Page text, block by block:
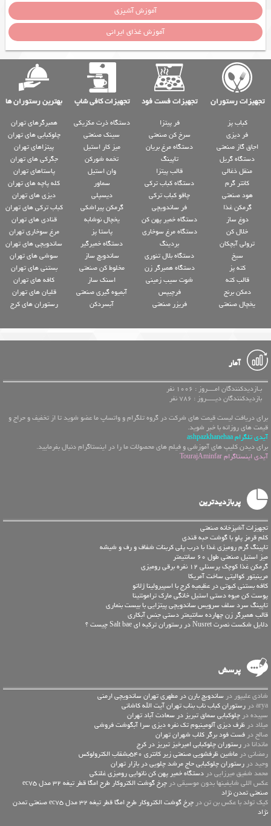
آموزش آشپزی
آموزش غذای ایرانی
تجهیزات رستوران تجهیزات فست فود تجهیزات کافی شاپ بهترین رستوران ها
کباب پز
فر دیزی
اجاق گاز صنعتی
دستگاه گریل
منقل ذغالی
کانتر گرم
هود صنعتی
گرمکن غذا
دوغ ساز
خلال کن
ترولی آبچکان
سیخ
کته پز
قالب کته
دمکن برنج
یخچال صنعتی
فر پیتزا
سرخ کن صنعتی
دستگاه مرغ بریان
تاپینگ
قالب پیتزا
دستگاه کباب ترکی
چاقو کباب ترکی
فر ساندویچی
دستگاه خمیر پهن کن
دستگاه مرغ سوخاری
بردینگ
دستگاه بلال تنوری
دستگاه همبرگر زن
شوت سیب زمینی
فرچیپس
فریزر صنعتی
دستگاه ذرت مکزیکی
سینک صنعتی
میز کار استیل
تخمه شورکن
وان استیل
سماور
دیسپلی
گرمکن پیراشکی
یخچال نوشابه
پاستا پز
دستگاه خمیرگیر
ساندویچ ساز
مخلوط کن صنعتی
اسنک ساز
آبمیوه گیری صنعتی
آبسردکن
همبرگرهای تهران
چلوکبابی های تهران
پیتزاهای تهران
جگرکی های تهران
پاستاهای تهران
کله پاچه های تهران
دیزی های تهران
کباب ترکی های تهران
قنادی های تهران
مرغ سوخاری تهران
ساندویچی های تهران
سوشی های تهران
بستنی های تهران
کافه های تهران
قلیان های تهران
رستوران های کرج
آمار
بـازدیدکنندگان امــــروز : 1006 نفر
بازدیدکنندگان دیـــــروز : 786 نفر
برای دریافت لیست قیمت های شرکت در گروه تلگرام و واتساپ ما عضو شوید تا از تخفیف و حراج و
قیمت های روزانه با خبر شوید.
آیدی تلگرام ashpazkhanehaa
برای دیدن کلیپ های آموزشی و فیلم های محصولات ما را در اینستاگرام دنبال بفرمایید.
آیدی اینستاگرام TourajAminfar
پربازدیدترین
تجهیزات آشپزخانه صنعتی
کلم قرمز پلو با گوشت حبه قندی
تاپینگ گرم رومیزی غذا با درب پلی کربنات شفاف و رف و شیشه
میز استیل صنعتی طول 60 سانتیمتر
گرمکن غذا کوچک پرسنلی 12 نفره برقی رومیزی
مرینیتور کوالیتی ساخت آمریکا
کافه بستنی کیوتی در عظیمیه کرج با اسپیرولینا ژلاتو
پوست کن میوه دستی استیل خانگی مارک ترامونتینا
تاپینگ سرد سلف سرویس ساندویچی پیتزایی با بیست بنماری
قالب همبرگر زن چهارده سانتیمتر دستی جنس آبکاری
دلایل شکست نصرت Nusret در رستوران ترکیه ای Salt bae چیست ؟
پرسش
شادی علیپور در ساندویچ بارن در مطهری تهران ساندویچی ارمنی
arya در
رستوران کباب ناب بناب تهران آیت الله کاشانی
سپیده در چلوکبابی سماق تبریز در سعادت آباد تهران
میلاد در ظرف دیزی آلومینیوم تک نفره دیزی سرا آبگوشت فروشی
صالح در فست فود برگر کلاب شهران تهران
ماندانا در رستوران چلوکبابی امیرخیز تبریز در کرج
رمضانی در ماشین ظرفشویی صنعتی زیر کانتری 540بشقاب الکترولوکس
وحید در رستوران چلوکبابی حاج مرشد چلویی در بازار تهران
محمد شفیق میرزایی در دستگاه خمیر پهن کن نانوایی رومیزی غلتکی
عكس اللي شايفينها بدون موسيقى در
چرخ گوشت الکتروکار طرح امگا قطر تیغه 32 مدل ec75
صنعتی تمدن نژاد
کیک تولد با عکس بن تن در
چرخ گوشت الکتروکار طرح امگا قطر تیغه 32 مدل ec75 صنعتی تمدن
نژاد